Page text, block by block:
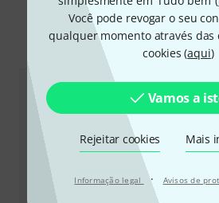
Você pode revogar o seu
qualquer momento através das
cookies (aqui)
Vamos a
Rejeitar cookies Mais
Informação legal · Avisos de
Comparar